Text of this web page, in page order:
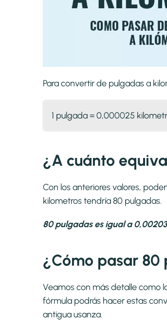
Para convertir de pulgadas a
1 pulgada = 0,000025
¿A cuánto
Con los anteriores valores,
kilometros tendría 80 pulgadas.
80 pulgadas es igual a
¿Cómo pasar 80
Veamos con más detalle como
fórmula podrás hacer estas
antigua usanza.